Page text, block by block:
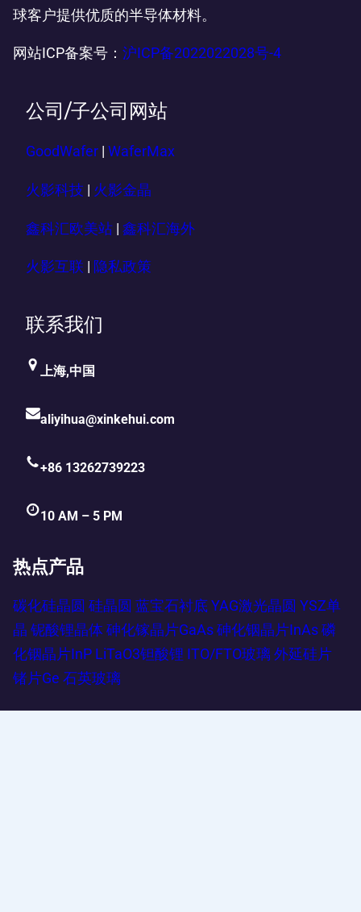
球客户提供优质的半导体材料。
网站ICP备案号： 沪ICP备2022022028号-4
公司/子公司网站
GoodWafer WaferMax
火影科技 火影金晶
鑫科汇欧美站 | 鑫科汇海外
火影互联 隐私政策
联系我们
上海,中国
aliyihua@xinkehui.com
+86 13262739223
10 AM – 5 PM
热点产品
碳化硅晶圆 硅晶圆 蓝宝石衬底 YAG激光晶圆 YSZ单
晶 铌酸锂晶体 砷化镓晶片GaAs 砷化铟晶片InAs 磷
化铟晶片InP LiTaO3钽酸锂 ITO/FTO玻璃 外延硅片
锗片Ge 石英玻璃